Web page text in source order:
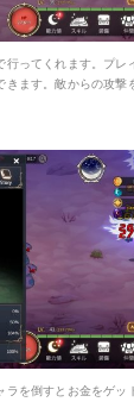
行ってくれます。プレ
きます。敵からの攻撃
ラを倒すとお金をゲッ